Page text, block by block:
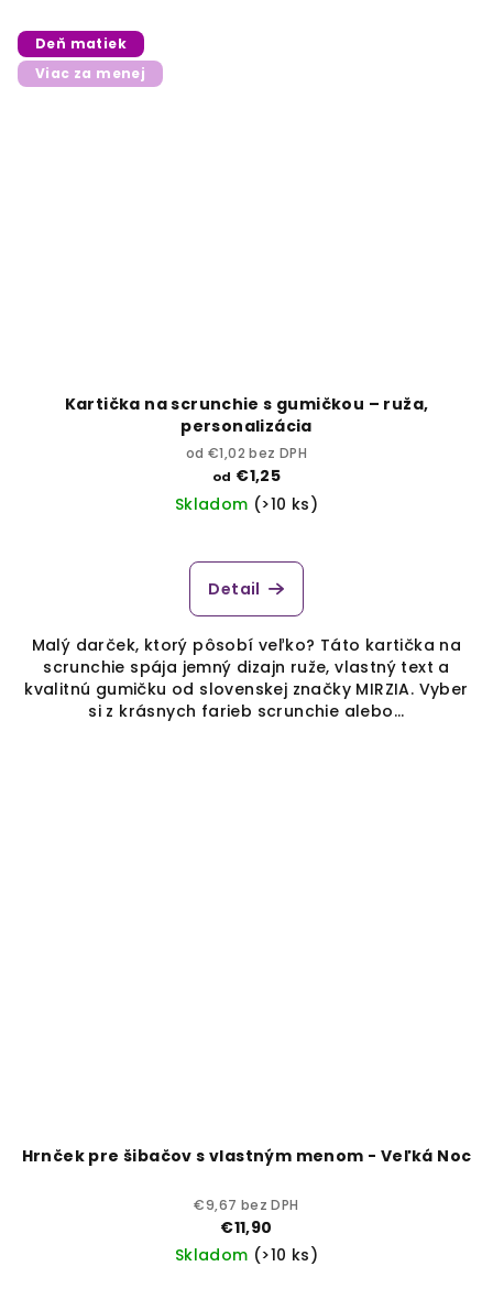
Deň matiek
Viac za menej
Kartička na scrunchie s gumičkou – ruža,
personalizácia
od €1,02 bez DPH
od €1,25
Skladom (>10 ks)
Detail
Malý darček, ktorý pôsobí veľko? Táto kartička na
scrunchie spája jemný dizajn ruže, vlastný text a
kvalitnú gumičku od slovenskej značky MIRZIA. Vyber
si z krásnych farieb scrunchie alebo...
Hrnček pre šibačov s vlastným menom - Veľká Noc
€9,67 bez DPH
€11,90
Skladom (>10 ks)